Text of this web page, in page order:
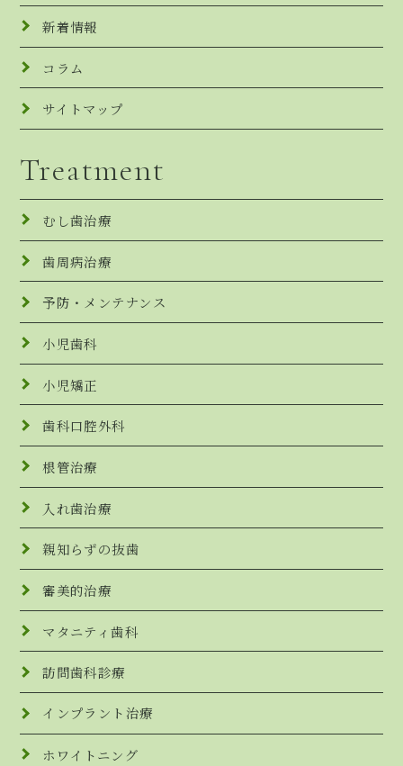
新着情報
コラム
サイトマップ
Treatment
むし歯治療
歯周病治療
予防・メンテナンス
小児歯科
小児矯正
歯科口腔外科
根管治療
入れ歯治療
親知らずの抜歯
審美的治療
マタニティ歯科
訪問歯科診療
インプラント治療
ホワイトニング